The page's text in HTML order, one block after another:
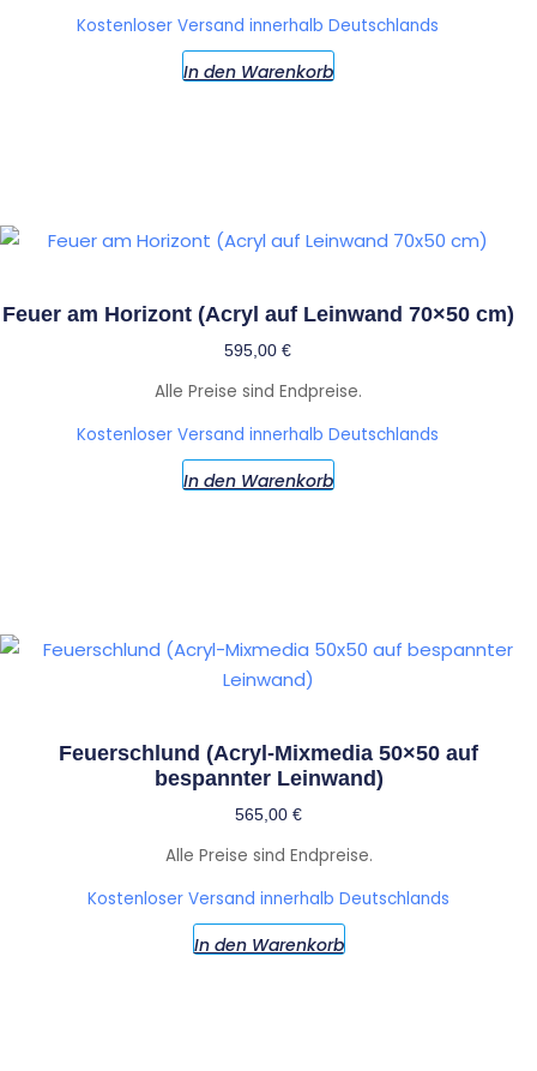
Kostenloser Versand innerhalb Deutschlands
In den Warenkorb
Feuer am Horizont (Acryl auf Leinwand 70×50 cm)
595,00€
Alle Preise sind Endpreise.
Kostenloser Versand innerhalb Deutschlands
In den Warenkorb
Feuerschlund (Acryl-Mixmedia 50×50 auf
bespannter Leinwand)
565,00 €
Alle Preise sind Endpreise.
Kostenloser Versand innerhalb Deutschlands
In den Warenkorb